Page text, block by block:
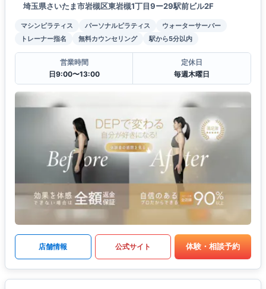
埼玉県さいたま市岩槻区東岩槻1丁目9ー29駅前ビル2F
マシンピラティス パーソナルピラティス
ウォーターサーバー
トレーナー指名
無料カウンセリング 駅から5分以内
営業時間
日9:00〜13:00
定休日
毎週木曜日
店舗情報 公式サイト 体験・相談予約